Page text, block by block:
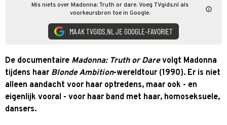
Mis niets over Madonna: Truth or dare. Voeg TVgids.nl als
voorkeursbron toe in Google.
MAAK TVGIDS.NL JE GOOGLE-FAVORIET
De documentaire Madonna: Truth or Darevolgt Madonna
tijdens haar Blonde Ambition-wereldtour (1990). Er is niet
alleen aandacht voor haar optredens, maar ook - en
eigenlijk vooral - voor haar band met haar, homoseksuele,
dansers.